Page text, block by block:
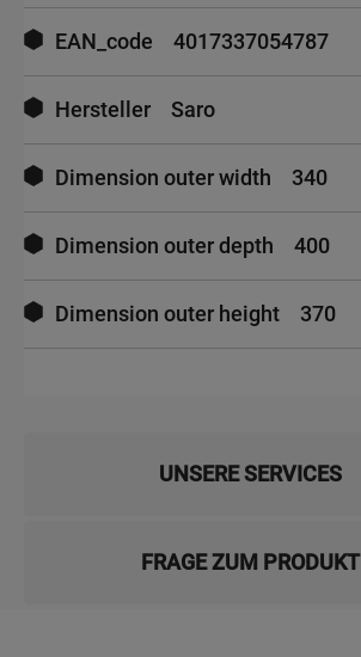
EAN_code 4017337054787
Hersteller Saro
Dimension outer width 340
Dimension outer depth 400
Dimension outer height 370
UNSERE SERVICES
FRAGE ZUM PRODUKT